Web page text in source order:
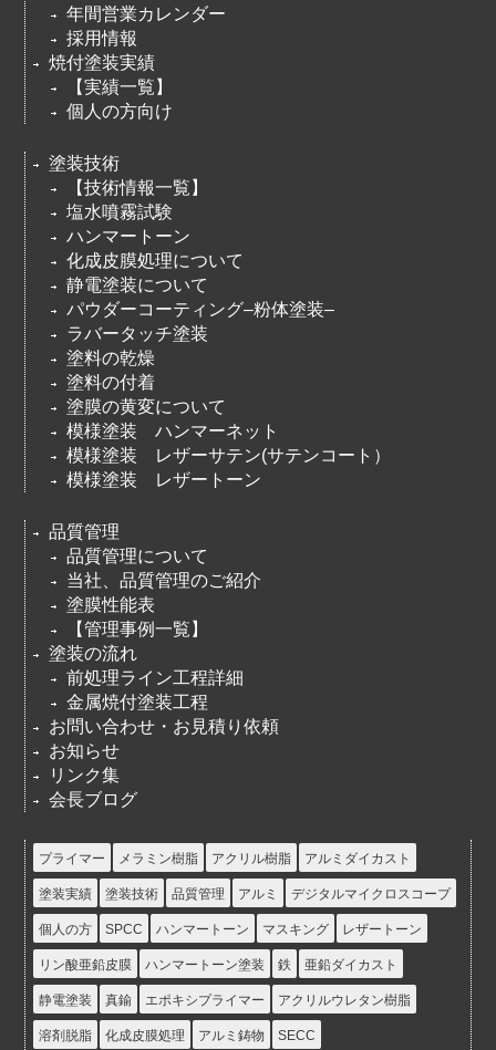
年間営業カレンダー
採用情報
焼付塗装実績
【実績一覧】
個人の方向け
塗装技術
【技術情報一覧】
塩水噴霧試験
ハンマートーン
化成皮膜処理について
静電塗装について
パウダーコーティング–粉体塗装–
ラバータッチ塗装
塗料の乾燥
塗料の付着
塗膜の黄変について
模様塗装 ハンマーネット
模様塗装 レザーサテン(サテンコート）
模様塗装 レザートーン
品質管理
品質管理について
当社、品質管理のご紹介
塗膜性能表
【管理事例一覧】
塗装の流れ
前処理ライン工程詳細
金属焼付塗装工程
お問い合わせ・お見積り依頼
お知らせ
リンク集
会長ブログ
プライマー メラミン樹脂 アクリル樹脂 アルミダイカスト
塗装実績 塗装技術 品質管理 アルミ デジタルマイクロスコープ
個人の方 SPCC ハンマートーン マスキング レザートーン
リン酸亜鉛皮膜 ハンマートーン塗装 鉄 亜鉛ダイカスト
静電塗装 真鍮 エポキシプライマー アクリルウレタン樹脂
溶剤脱脂 化成皮膜処理 アルミ鋳物 SECC